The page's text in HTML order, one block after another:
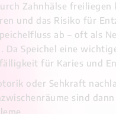
Zahnhälse freiliegen
und das Risiko für
ab – oft als
Da Speichel eine
für Karies und
oder Sehkraft
sind